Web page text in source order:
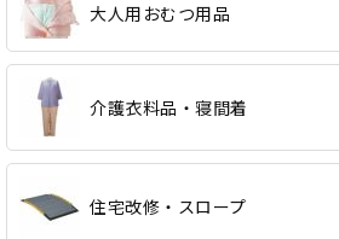
大人用おむつ用品
介護衣料品・寝間着
住宅改修・スロープ